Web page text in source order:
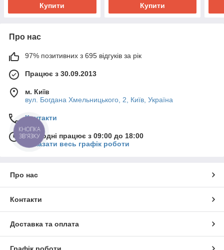
Купити Купити
Про нас
97% позитивних з 695 відгуків за рік
Працює з 30.09.2013
м. Київ
вул. Богдана Хмельницького, 2, Київ, Україна
Контакти
Сьогодні працює з 09:00 до 18:00
Показати весь графік роботи
Про нас
Контакти
Доставка та оплата
КНОПКА
ЗВ'ЯЗКУ